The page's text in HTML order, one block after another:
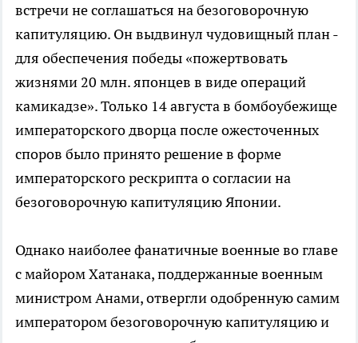
встречи не соглашаться на безоговорочную
капитуляцию. Он выдвинул чудовищный план -
для обеспечения победы «пожертвовать
жизнями 20 млн. японцев в виде операций
камикадзе». Только 14 августа в бомбоубежище
императорского дворца после ожесточенных
споров было принято решение в форме
императорского рескрипта о согласии на
безоговорочную капитуляцию Японии.
Однако наиболее фанатичные военные во главе
с майором Хатанака, поддержанные военным
министром Анами, отвергли одобренную самим
императором безоговорочную капитуляцию и